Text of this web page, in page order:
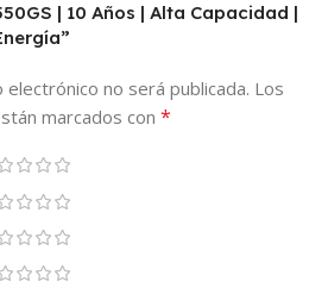
| 10 Años | Alta Capacidad |
no será publicada. Los
marcados con *